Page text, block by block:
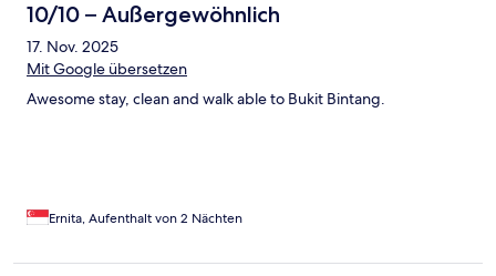
10/10 – Außergewöhnlich
17. Nov. 2025
Mit Google übersetzen
Awesome stay, clean and walk able to Bukit Bintang.
Ernita, Aufenthalt von 2 Nächten